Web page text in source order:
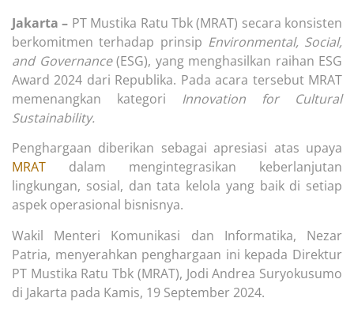
Jakarta – PT Mustika Ratu Tbk (MRAT) secara konsisten
berkomitmen terhadap prinsip Environmental, Social,
and Governance(ESG), yang menghasilkan raihan ESG
Award 2024 dari Republika. Pada acara tersebut MRAT
memenangkan kategori Innovation for Cultural
Sustainability.
Penghargaan diberikan sebagai apresiasi atas upaya
MRAT dalam mengintegrasikan keberlanjutan
lingkungan, sosial, dan tata kelola yang baik di setiap
aspek operasional bisnisnya.
Wakil Menteri Komunikasi dan Informatika, Nezar
Patria, menyerahkan penghargaan ini kepada Direktur
PT Mustika Ratu Tbk (MRAT), Jodi Andrea Suryokusumo
di Jakarta pada Kamis, 19 September 2024.